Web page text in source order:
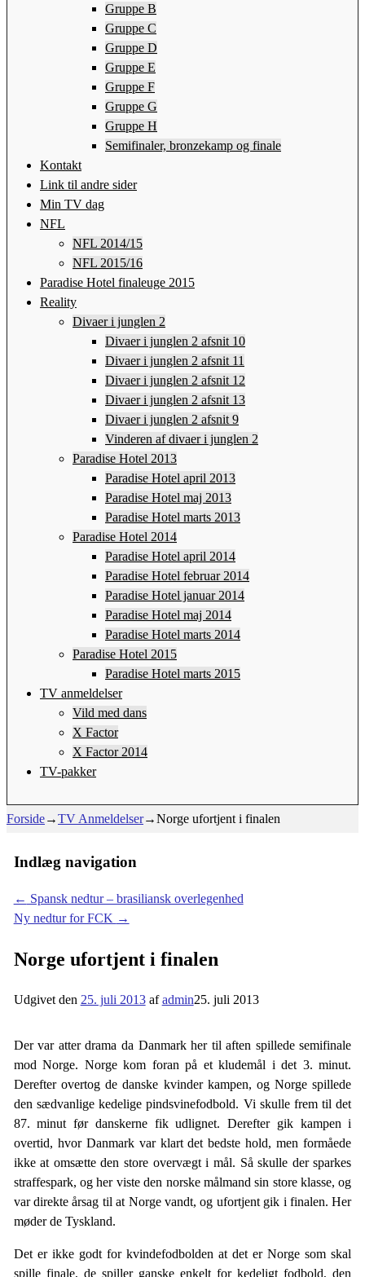
Gruppe B
Gruppe C
Gruppe D
Gruppe E
Gruppe F
Gruppe G
Gruppe H
Semifinaler, bronzekamp og finale
Kontakt
Link til andre sider
Min TV dag
NFL
NFL 2014/15
NFL 2015/16
Paradise Hotel finaleuge 2015
Reality
Divaer i junglen 2
Divaer i junglen 2 afsnit 10
Divaer i junglen 2 afsnit 11
Divaer i junglen 2 afsnit 12
Divaer i junglen 2 afsnit 13
Divaer i junglen 2 afsnit 9
Vinderen af divaer i junglen 2
Paradise Hotel 2013
Paradise Hotel april 2013
Paradise Hotel maj 2013
Paradise Hotel marts 2013
Paradise Hotel 2014
Paradise Hotel april 2014
Paradise Hotel februar 2014
Paradise Hotel januar 2014
Paradise Hotel maj 2014
Paradise Hotel marts 2014
Paradise Hotel 2015
Paradise Hotel marts 2015
TV anmeldelser
Vild med dans
X Factor
X Factor 2014
TV-pakker
Forside→TV Anmeldelser→Norge ufortjent i finalen
Indlæg navigation
← Spansk nedtur – brasiliansk overlegenhed
Ny nedtur for FCK →
Norge ufortjent i finalen
Udgivet den 25. juli 2013 afadmin25. juli 2013
Der var atter drama da Danmark her til aften spillede semifinale
mod Norge. Norge kom foran på et kludemål i det 3. minut.
Derefter overtog de danske kvinder kampen, og Norge spillede
den sædvanlige kedelige pindsvinefodbold. Vi skulle frem til det
87. minut før danskerne fik udlignet. Derefter gik kampen i
overtid, hvor Danmark var klart det bedste hold, men formåede
ikke at omsætte den store overvægt i mål. Så skulle der sparkes
straffespark, og her viste den norske målmand sin store klasse, og
var direkte årsag til at Norge vandt, og ufortjent gik i finalen. Her
møder de Tyskland.
Det er ikke godt for kvindefodbolden at det er Norge som skal
spille finale, de spiller ganske enkelt for kedeligt fodbold, den